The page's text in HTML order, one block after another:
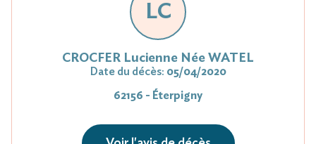
LC
CROCFER Lucienne Née WATEL
Date du décès: 05/04/2020
62156 - Éterpigny